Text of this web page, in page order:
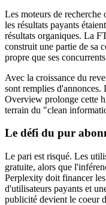
Les moteurs de
les résultats payants
résultats organiques. La
construit une partie de sa
propre que ses
Avec la croissance du
sont remplies
Overview prolonge cette
terrain du "clean
Le défi du pur
Le pari est risqué. Les
gratuite, alors que
Perplexity doit financer
d'utilisateurs payants et
publicité devient le coeur